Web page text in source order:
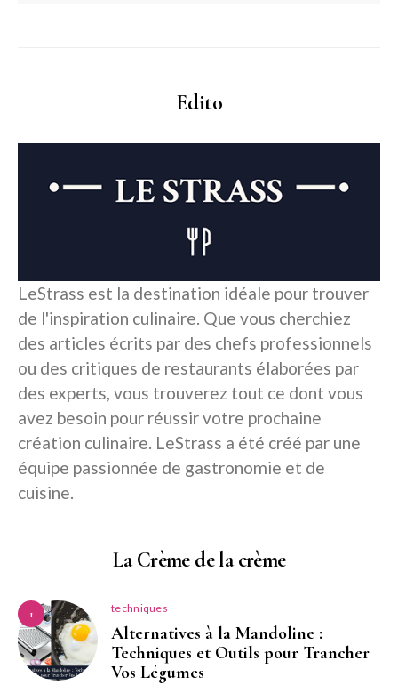
Edito
LeStrass est la destination idéale pour trouver
de l'inspiration culinaire. Que vous cherchiez
des articles écrits par des chefs professionnels
ou des critiques de restaurants élaborées par
des experts, vous trouverez tout ce dont vous
avez besoin pour réussir votre prochaine
création culinaire. LeStrass a été créé par une
équipe passionnée de gastronomie et de
cuisine.
La Crème de la crème
1 techniques
Alternatives à la Mandoline :
Techniques et Outils pour Trancher
Vos Légumes